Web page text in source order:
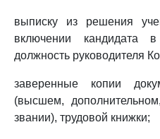
выписку из решения
включении кандидата
должность руководителя
заверенные копии
(высшем,
звании), трудовой книжки;